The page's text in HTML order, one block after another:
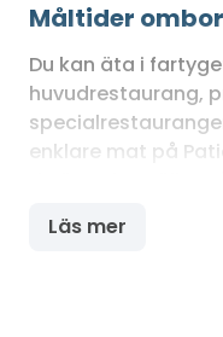
Måltider
Du kan äta i
huvudrestaurang,
enklare mat på
drycker i
Läs mer